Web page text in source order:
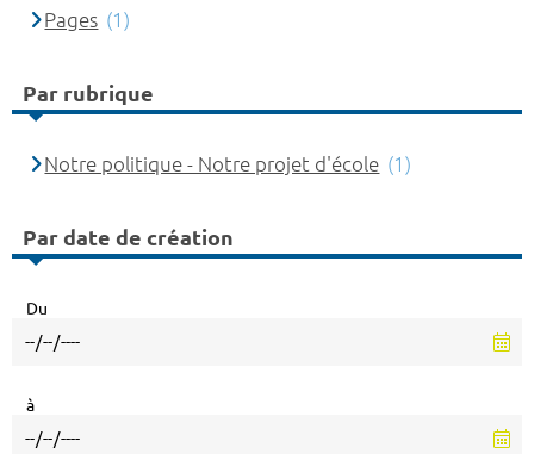
Pages (1)
Par rubrique
Notre politique - Notre projet d'école (1)
Par date de création
Du
à